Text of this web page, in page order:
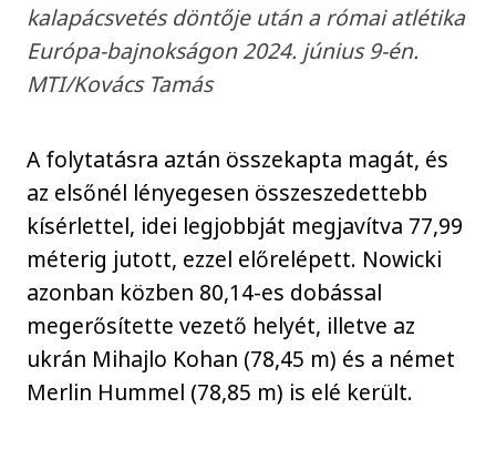
kalapácsvetés döntője után a római atlétika
Európa-bajnokságon 2024. június 9-én.
MTI/Kovács Tamás
A folytatásra aztán összekapta magát, és
az elsőnél lényegesen összeszedettebb
kísérlettel, idei legjobbját megjavítva 77,99
méterig jutott, ezzel előrelépett. Nowicki
azonban közben 80,14-es dobással
megerősítette vezető helyét, illetve az
ukrán Mihajlo Kohan (78,45 m) és a német
Merlin Hummel (78,85 m) is elé került.